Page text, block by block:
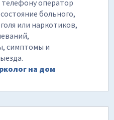
оператор
больного,
или наркотиков,
симптомы и
на дом